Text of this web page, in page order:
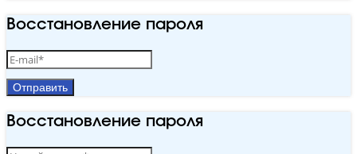
Восстановление пароля
Отправить
Восстановление пароля